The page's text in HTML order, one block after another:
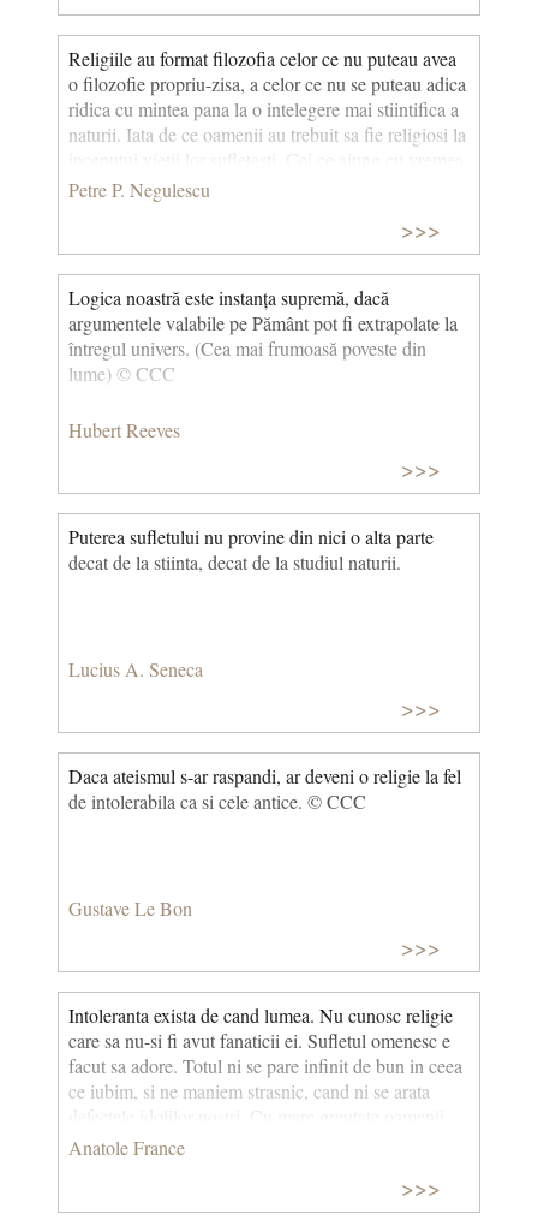
Religiile au format filozofia celor ce nu puteau avea
o filozofie propriu-zisa, a celor ce nu se puteau adica
ridica cu mintea pana la o intelegere mai stiintifica a
naturii. Iata de ce oamenii au trebuit sa fie religiosi la
inceputui vietii lor sufletesti. Cei ce ajung cu vremea
sa-si piarda credintele religioase sunt de regula siliti
sa renunte la ele, din cauza ca dezvoltarea lor
intelectuala ii duce la alte explicari, mai bune, adica,
pentru ei, mai satisfacatoare, a lumii. Dar in lipsa
unor astfel de explicatii, stiintifice sau filozofice, cele
religioase sunt indispensabile si inevitabile. Numai
asa putem intelege universalitatea religiilor.
Petre P. Negulescu
>>>
Logica noastră este instanța supremă, dacă
argumentele valabile pe Pământ pot fi extrapolate la
întregul univers. (Cea mai frumoasă poveste din
lume) © CCC
Hubert Reeves
>>>
Puterea sufletului nu provine din nici o alta parte
decat de la stiinta, decat de la studiul naturii.
Lucius A. Seneca
>>>
Daca ateismul s-ar raspandi, ar deveni o religie la fel
de intolerabila ca si cele antice. © CCC
Gustave Le Bon
>>>
Intoleranta exista de cand lumea. Nu cunosc religie
care sa nu-si fi avut fanaticii ei. Sufletul omenesc e
facut sa adore. Totul ni se pare infinit de bun in ceea
ce iubim, si ne maniem strasnic, cand ni se arata
izbutesc sa puna un pic de spirit critic in cercetarea
si drept ca daca ne-am uita cu lupa la principii n-am
mai crede niciodata.
Anatole France
>>>